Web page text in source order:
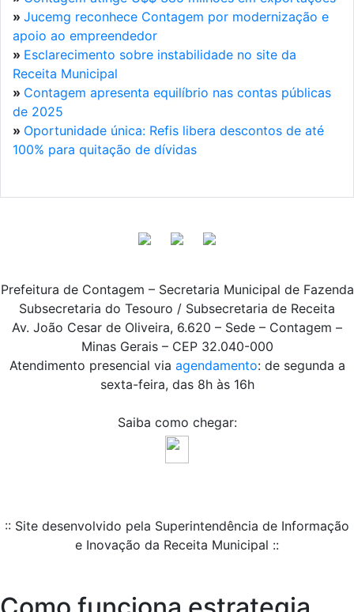
» Jucemg reconhece Contagem por modernização e
apoio ao empreendedor
» Esclarecimento sobre instabilidade no site da
Receita Municipal
» Contagem apresenta equilíbrio nas contas públicas
de 2025
» Oportunidade única: Refis libera descontos de até
100% para quitação de dívidas
Prefeitura de Contagem – Secretaria Municipal de Fazenda
Subsecretaria do Tesouro / Subsecretaria de Receita
Av. João Cesar de Oliveira, 6.620 – Sede – Contagem –
Minas Gerais – CEP 32.040-000
Atendimento presencial via agendamento: de segunda a
sexta-feira, das 8h às 16h
Saiba como chegar:
:: Site desenvolvido pela Superintendência de Informação
e Inovação da Receita Municipal ::